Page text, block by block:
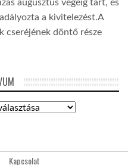
augusztus végéig tart, és
a kivitelezést.A
cseréjének döntő része
Kapcsolat